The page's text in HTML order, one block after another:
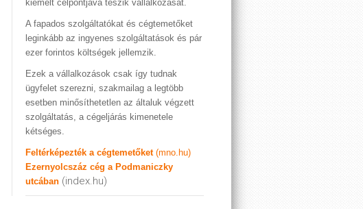
kiemelt célpontjává teszik vállalkozását.
A fapados szolgáltatókat és cégtemetőket
leginkább az ingyenes szolgáltatások és pár
ezer forintos költségek jellemzik.
Ezek a vállalkozások csak így tudnak
ügyfelet szerezni, szakmailag a legtöbb
esetben minősíthetetlen az általuk végzett
szolgáltatás, a cégeljárás kimenetele
kétséges.
Feltérképezték a cégtemetőket (mno.hu)
Ezernyolcszáz cég a Podmaniczky
utcában (index.hu)